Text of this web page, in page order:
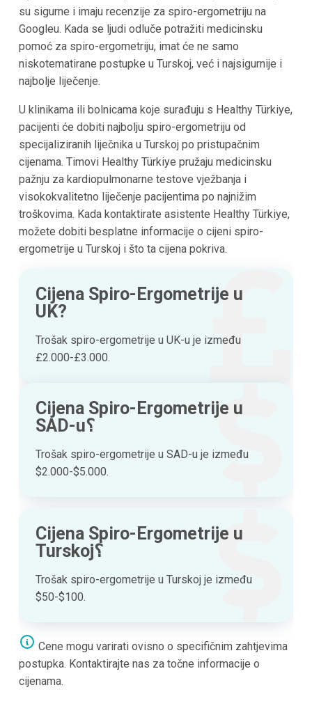
su sigurne i imaju recenzije za spiro-ergometriju na
Googleu. Kada se ljudi odluče potražiti medicinsku
pomoć za spiro-ergometriju, imat će ne samo
niskotematirane postupke u Turskoj, već i najsigurnije i
najbolje liječenje.
U klinikama ili bolnicama koje surađuju s Healthy Türkiye,
pacijenti će dobiti najbolju spiro-ergometriju od
specijaliziranih liječnika u Turskoj po pristupačnim
cijenama. Timovi Healthy Türkiye pružaju medicinsku
pažnju za kardiopulmonarne testove vježbanja i
visokokvalitetno liječenje pacijentima po najnižim
troškovima. Kada kontaktirate asistente Healthy Türkiye,
možete dobiti besplatne informacije o cijeni spiro-
ergometrije u Turskoj i što ta cijena pokriva.
Cijena Spiro-Ergometrije u
UK?
Trošak spiro-ergometrije u UK-u je između
£2.000-£3.000.
Cijena Spiro-Ergometrije u
SAD-u؟
Trošak spiro-ergometrije u SAD-u je između
$2.000-$5.000.
Cijena Spiro-Ergometrije u
Turskoj؟
Trošak spiro-ergometrije u Turskoj je između
$50-$100.
Cene mogu varirati ovisno o specifičnim zahtjevima
postupka. Kontaktirajte nas za točne informacije o
cijenama.